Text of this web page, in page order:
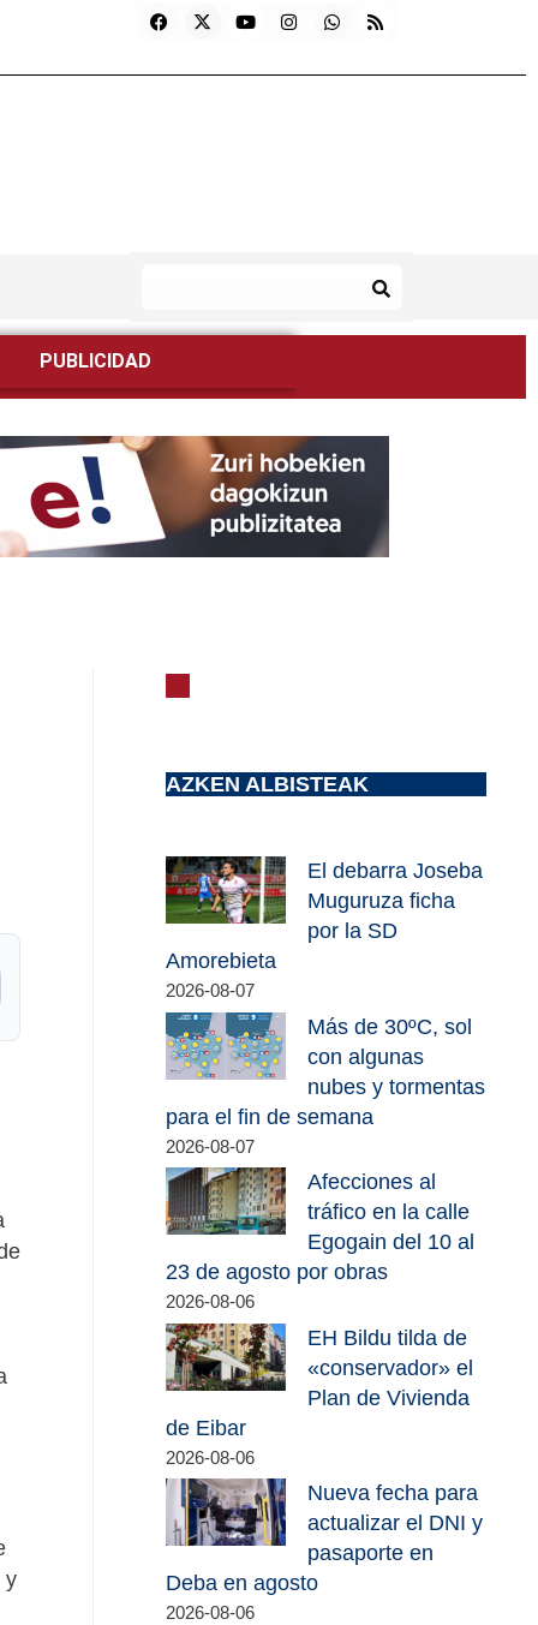
PUBLICIDAD
y
AZKEN ALBISTEAK
El debarra Joseba
Muguruza ficha
por la SD
Amorebieta
2026-08-07
Más de 30ºC, sol
con algunas
nubes y tormentas
para el fin de semana
2026-08-07
Afecciones al
tráfico en la calle
Egogain del 10 al
23 de agosto por obras
2026-08-06
EH Bildu tilda de
«conservador» el
Plan de Vivienda
de Eibar
2026-08-06
Nueva fecha para
actualizar el DNI y
pasaporte en
Deba en agosto
2026-08-06